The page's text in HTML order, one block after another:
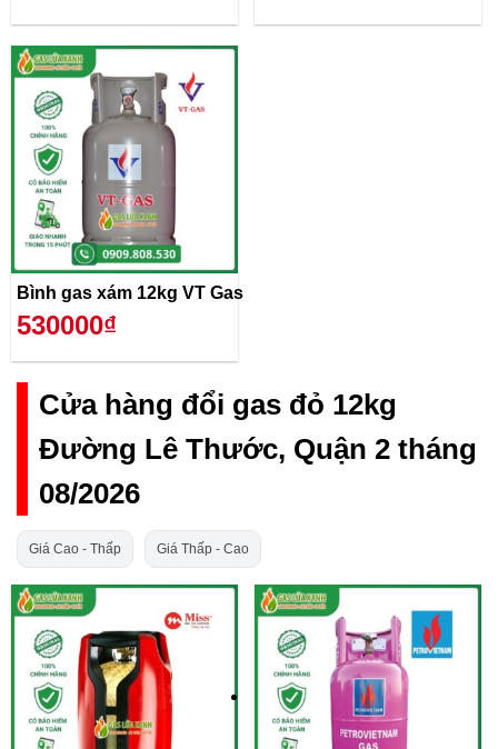
Bình gas xám 12kg VT Gas
530000₫
Cửa hàng đổi gas đỏ 12kg
Đường Lê Thước, Quận 2 tháng
08/2026
Giá Cao - Thấp Giá Thấp - Cao